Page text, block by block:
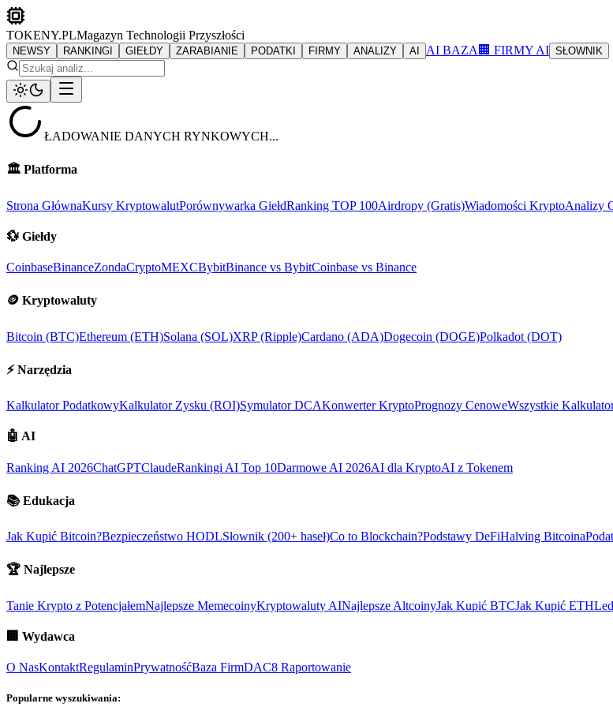
TOKENY.PLMagazyn Technologii Przyszłości
NEWSY RANKINGI GIEŁDY ZARABIANIE PODATKI FIRMY ANALIZY AI AI BAZA 🏢 FIRMY AI SŁOWNIK
ŁADOWANIE DANYCH RYNKOWYCH...
🏛️ Platforma
Strona GłównaKursy KryptowalutPorównywarka GiełdRanking TOP 100Airdropy (Gratis)Wiadomości KryptoAnalizy
💱 Giełdy
CoinbaseBinanceZondaCryptoMEXCBybitBinance vs BybitCoinbase vs Binance
🪙 Kryptowaluty
Bitcoin (BTC)Ethereum (ETH)Solana (SOL)XRP (Ripple)Cardano (ADA)Dogecoin (DOGE)Polkadot (DOT)
⚡ Narzędzia
Kalkulator PodatkowyKalkulator Zysku (ROI)Symulator DCAKonwerter KryptoPrognozy CenoweWszystkie
🤖 AI
Ranking AI 2026ChatGPTClaudeRankingi AI Top 10Darmowe AI 2026AI dla KryptoAI z Tokenem
📚 Edukacja
Jak Kupić Bitcoin?Bezpieczeństwo HODLSłownik (200+ haseł)Co to Blockchain?Podstawy DeFiHalving Bitcoina
🏆 Najlepsze
Tanie Krypto z PotencjałemNajlepsze MemecoinyKryptowaluty AINajlepsze AltcoinyJak Kupić BTCJak Kupić ETH
🏢 Wydawca
O NasKontaktRegulaminPrywatnośćBaza FirmDAC8 Raportowanie
Popularne wyszukiwania: